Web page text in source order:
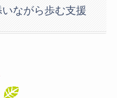
ながら歩む支援